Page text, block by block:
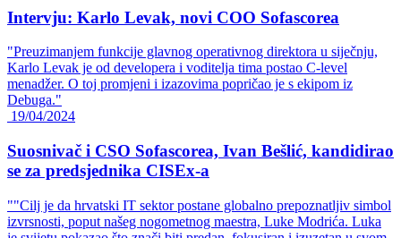
Intervju: Karlo Levak, novi COO Sofascorea
"Preuzimanjem funkcije glavnog operativnog direktora u siječnju,
Karlo Levak je od developera i voditelja tima postao C-level
menadžer. O toj promjeni i izazovima popričao je s ekipom iz
Debuga."
19/04/2024
Suosnivač i CSO Sofascorea, Ivan Bešlić, kandidirao
se za predsjednika CISEx-a
""Cilj je da hrvatski IT sektor postane globalno prepoznatljiv simbol
izvrsnosti, poput našeg nogometnog maestra, Luke Modrića. Luka